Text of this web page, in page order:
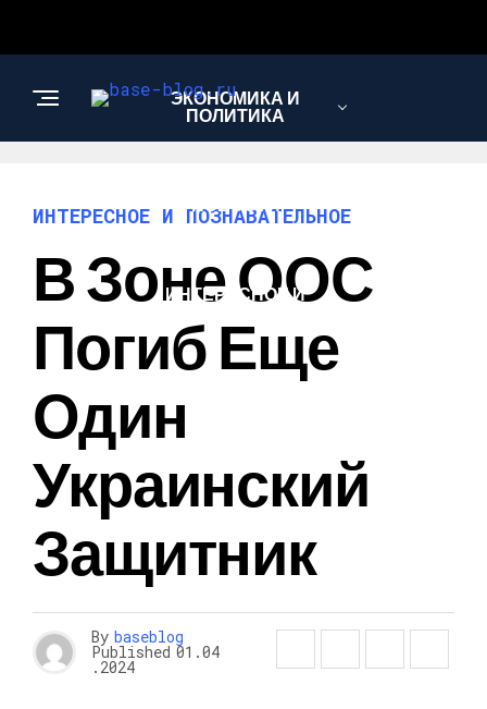
ЭКОНОМИКА И
ПОЛИТИКА
НОВОСТИ
ИНТЕРЕСНОЕ И
ИНТЕРЕСНОЕ И ПОЗНАВАТЕЛЬНОЕ
В Зоне ООС
Погиб Еще
Один
Украинский
Защитник
By baseblog
Published 01.04
.2024